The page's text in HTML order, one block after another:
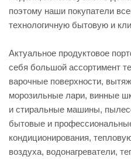
поэтому наши покупатели
технологичную бытовую и
Актуальное продуктовое
себя большой ассортимент
варочные поверхности,
морозильные лари, винные
и стиральные машины,
бытовые и
кондиционирования,
воздуха, водонагреватели,